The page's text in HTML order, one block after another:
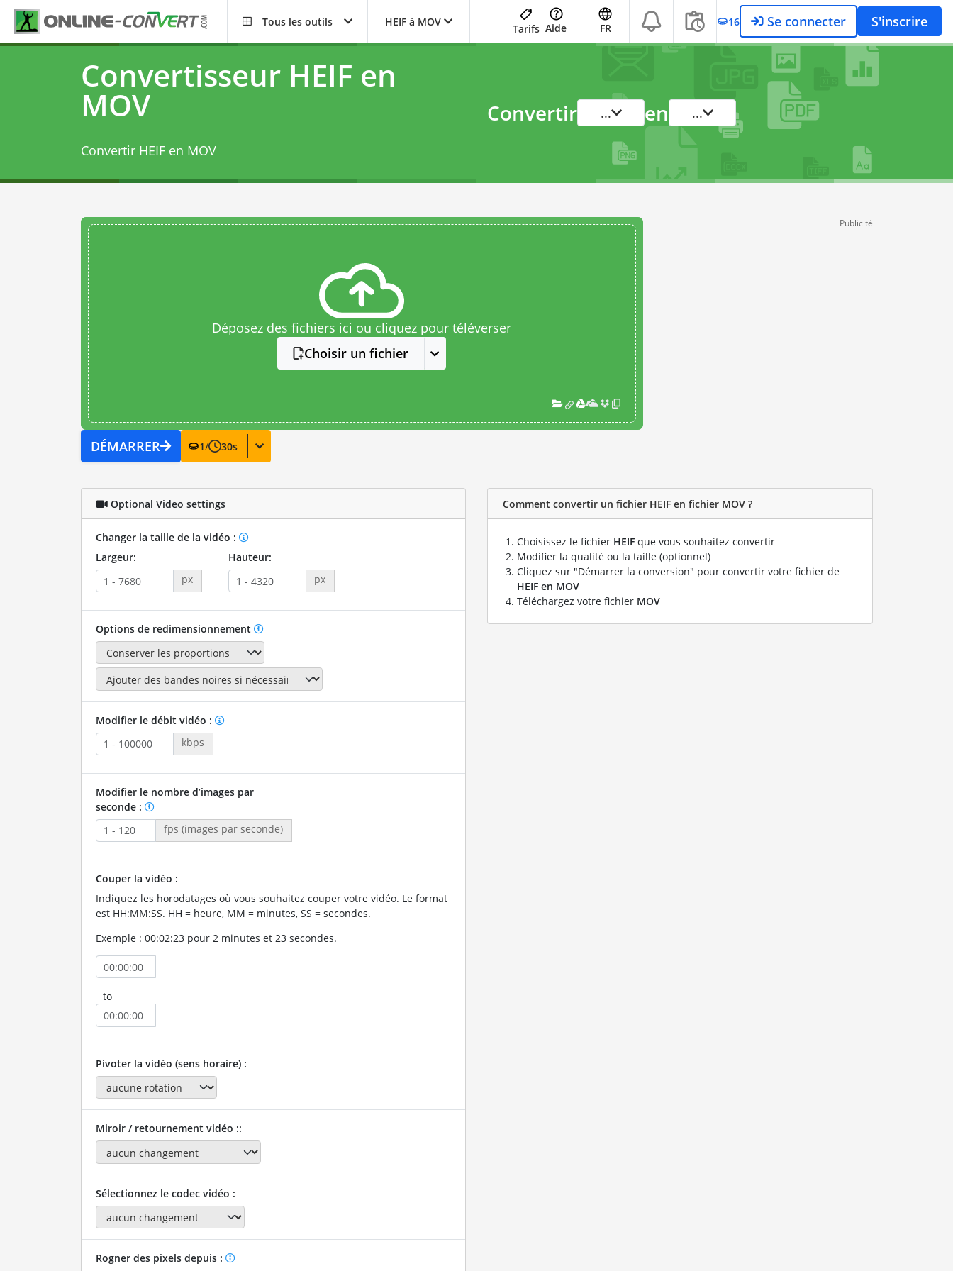
Tous les outils HEIF à MOV
Tarifs Aide FR 16 Se connecter S'inscrire
Convertisseur HEIF en
MOV
Convertir HEIF en MOV
Convertir ... en ...
Déposez des fichiers ici ou cliquez pour téléverser
Choisir un fichier
DÉMARRER 1/ 30s
Publicité
Optional Video settings
Changer la taille de la vidéo :
Largeur:
px
Hauteur:
px
Options de redimensionnement
Modifier le débit vidéo :
kbps
Modifier le nombre d’images par
seconde :
fps (images par seconde)
Couper la vidéo :
Indiquez les horodatages où vous souhaitez couper votre vidéo. Le format
est HH:MM:SS. HH = heure, MM = minutes, SS = secondes.
Exemple : 00:02:23 pour 2 minutes et 23 secondes.
to
Pivoter la vidéo (sens horaire) :
Miroir / retournement vidéo ::
Sélectionnez le codec vidéo :
Rogner des pixels depuis :
Comment convertir un fichier HEIF en fichier MOV ?
Choisissez le fichier HEIF que vous souhaitez convertir
Modifier la qualité ou la taille (optionnel)
Cliquez sur "Démarrer la conversion" pour convertir votre fichier de
HEIF en MOV
Téléchargez votre fichier MOV